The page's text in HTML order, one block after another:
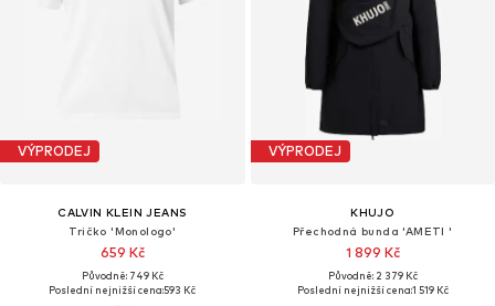
VÝPRODEJ
CALVIN KLEIN JEANS
Tričko 'Monologo'
659 Kč
Původně: 749 Kč
Poslední nejnižší cena:593 Kč
VÝPRODEJ
KHUJO
Přechodná bunda 'AMETI '
1 899 Kč
Původně: 2 379 Kč
Poslední nejnižší cena:1 519 Kč